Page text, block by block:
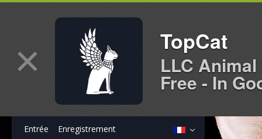
Entrée Enregistrement
× TopCat
LLC
Free - In